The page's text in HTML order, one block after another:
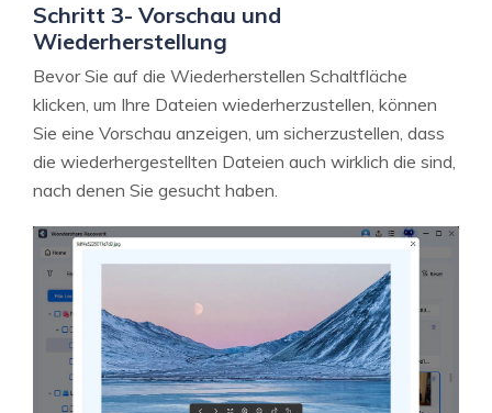
Schritt 3- Vorschau und
Wiederherstellung
Bevor Sie auf die Wiederherstellen Schaltfläche
klicken, um Ihre Dateien wiederherzustellen, können
Sie eine Vorschau anzeigen, um sicherzustellen, dass
die wiederhergestellten Dateien auch wirklich die sind,
nach denen Sie gesucht haben.